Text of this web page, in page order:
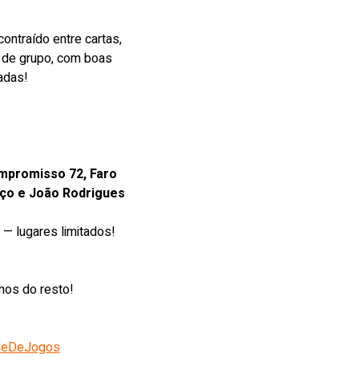
entre cartas,
grupo, com boas
72, Faro
e João Rodrigues
— lugares limitados!
do resto!